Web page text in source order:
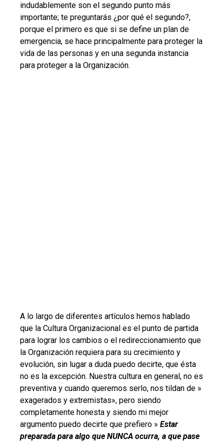
indudablemente son el segundo punto más
importante; te preguntarás ¿por qué el segundo?,
porque el primero es que si se define un plan de
emergencia, se hace principalmente para proteger la
vida de las personas y en una segunda instancia
para proteger a la Organización.
A lo largo de diferentes artículos hemos hablado
que la Cultura Organizacional es el punto de partida
para lograr los cambios o el redireccionamiento que
la Organización requiera para su crecimiento y
evolución, sin lugar a duda puedo decirte, que ésta
no es la excepción. Nuestra cultura en general, no es
preventiva y cuando queremos serlo, nos tildan de »
exagerados y extremistas», pero siendo
completamente honesta y siendo mi mejor
argumento puedo decirte que prefiero » Estar
preparada para algo que NUNCA ocurra, a que pase